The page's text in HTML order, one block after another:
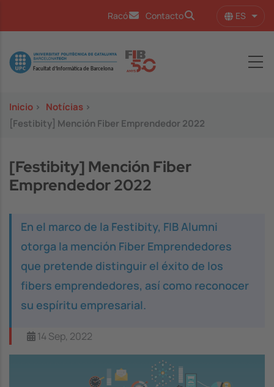
Racó Contacto ES
Image
Inicio > Notícias >
[Festibity] Mención Fiber Emprendedor 2022
[Festibity] Mención Fiber
Emprendedor 2022
En el marco de la Festibity, FIB Alumni
otorga la mención Fiber Emprendedores
que pretende distinguir el éxito de los
fibers emprendedores, así como reconocer
su espíritu empresarial.
14 Sep, 2022